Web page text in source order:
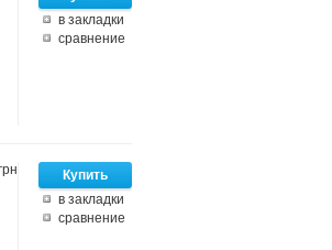
в закладки
сравнение
в закладки
сравнение